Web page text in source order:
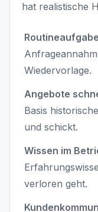
hat realistische
Wiedervorlage.
Angebote
Basis
und schickt.
Wissen im
verloren geht.